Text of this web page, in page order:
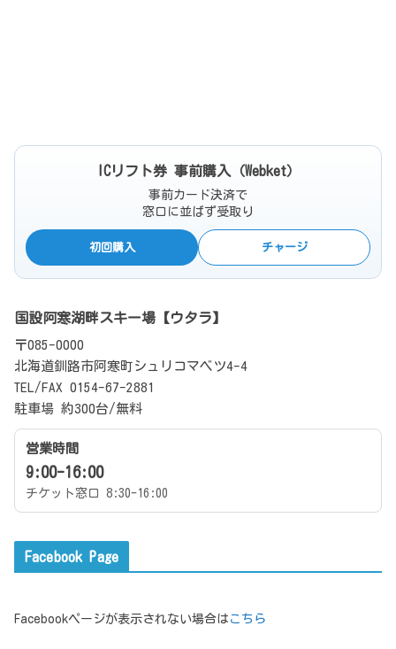
ICリフト券 事前購入（Webket）
事前カード決済で
窓口に並ばず受取り
初回購入 チャージ
国設阿寒湖畔スキー場【ウタラ】
〒085-0000
北海道釧路市阿寒町シュリコマベツ4-4
TEL/FAX 0154-67-2881
駐車場 約300台/無料
営業時間
9:00-16:00
チケット窓口 8:30-16:00
Facebook Page
Facebookページが表示されない場合は こちら